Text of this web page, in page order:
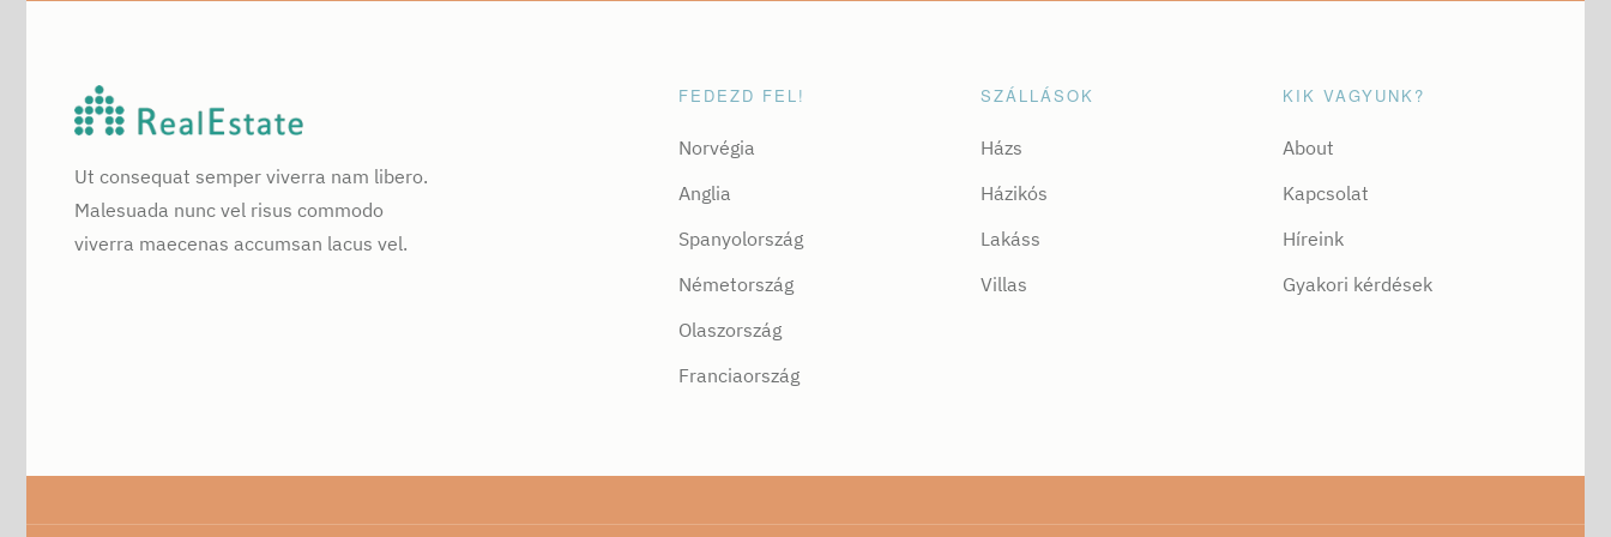
Ut consequat semper viverra nam libero.
Malesuada nunc vel risus commodo
viverra maecenas accumsan lacus vel.
FEDEZD FEL!
Norvégia
Anglia
Spanyolország
Németország
Olaszország
Franciaország
SZÁLLÁSOK
Házs
Házikós
Lakáss
Villas
KIK VAGYUNK?
About
Kapcsolat
Híreink
Gyakori kérdések